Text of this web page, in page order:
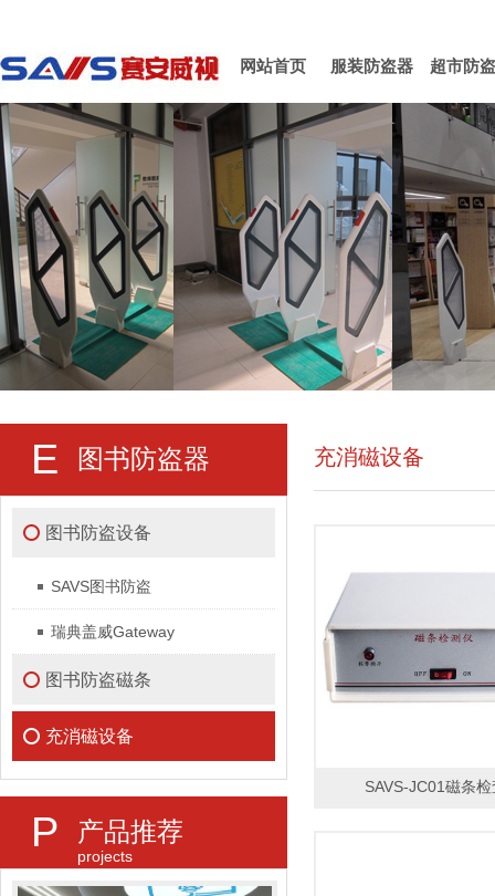
网站首页 服装防盗器 超市防
E 图书防盗器
图书防盗设备
SAVS图书防盗
瑞典盖威Gateway
图书防盗磁条
充消磁设备
P 产品推荐
projects
充消磁设备
SAVS-JC01磁条